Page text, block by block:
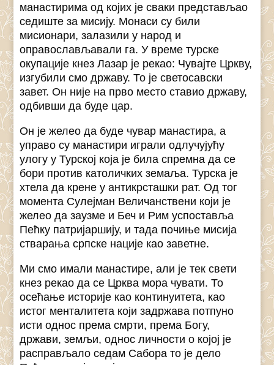
манастирима од којих је сваки представљао
седиште за мисију. Монаси су били
мисионари, залазили у народ и
оправослављавали га. У време турске
окупације кнез Лазар је рекао: Чувајте Цркву,
изгубили смо државу. То је светосавски
завет. Он није на прво место ставио државу,
одбивши да буде цар.
Он је желео да буде чувар манастира, а
управо су манастири играли одлучујућу
улогу у Турској која је била спремна да се
бори против католичких земаља. Турска је
хтела да крене у антикрсташки рат. Од тог
момента Сулејман Величанствени који је
желео да заузме и Беч и Рим успоставља
Пећку патријаршију, и тада почиње мисија
стварања српске нације као заветне.
Ми смо имали манастире, али је тек свети
кнез рекао да се Црква мора чувати. То
осећање историје као континуитета, као
истог менталитета који задржава потпуно
исти однос према смрти, према Богу,
држави, земљи, однос личности о којој је
расправљало седам Сабора то је дело